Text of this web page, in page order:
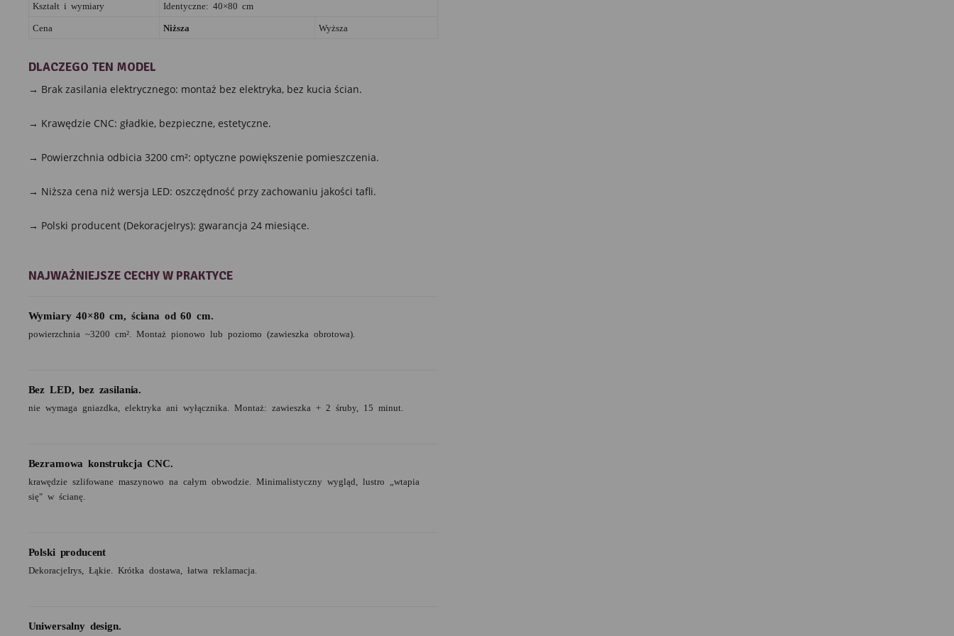
Kształt i wymiary Identyczne: 40×80 cm
Cena Niższa Wyższa
DLACZEGO TEN MODEL
→ Brak zasilania elektrycznego: montaż bez elektryka, bez kucia ścian.
→ Krawędzie CNC: gładkie, bezpieczne, estetyczne.
→ Powierzchnia odbicia 3200 cm²: optyczne powiększenie pomieszczenia.
→ Niższa cena niż wersja LED: oszczędność przy zachowaniu jakości tafli.
→ Polski producent (DekoracjeIrys): gwarancja 24 miesiące.
NAJWAŻNIEJSZE CECHY W PRAKTYCE
Wymiary 40×80 cm, ściana od 60 cm.
powierzchnia ~3200 cm². Montaż pionowo lub poziomo (zawieszka obrotowa).
Bez LED, bez zasilania.
nie wymaga gniazdka, elektryka ani wyłącznika. Montaż: zawieszka + 2 śruby, 15 minut.
Bezramowa konstrukcja CNC.
krawędzie szlifowane maszynowo na całym obwodzie. Minimalistyczny wygląd, lustro „wtapia
się" w ścianę.
Polski producent
DekoracjeIrys, Łąkie. Krótka dostawa, łatwa reklamacja.
Uniwersalny design.